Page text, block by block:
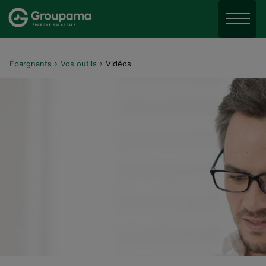
Aller au menu
Aller au contenu
Menu
Épargnants Vos outils Vidéos